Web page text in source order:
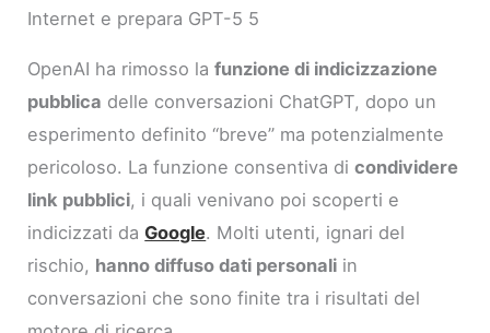
Internet e prepara GPT-5 5
OpenAI ha rimosso lafunzione di indicizzazione
pubblica delle conversazioni ChatGPT, dopo un
esperimento definito “breve” ma potenzialmente
pericoloso. La funzione consentiva dicondividere
link pubblici, i quali venivano poi scoperti e
indicizzati daGoogle. Molti utenti, ignari del
rischio, hanno diffuso dati personali in
conversazioni che sono finite tra i risultati del